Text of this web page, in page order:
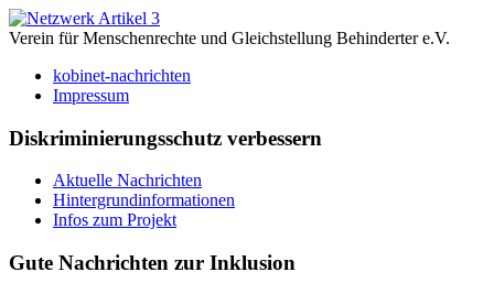
Verein für Menschenrechte und Gleichstellung Behinderter e.V.
kobinet-nachrichten
Impressum
Diskriminierungsschutz verbessern
Aktuelle Nachrichten
Hintergrundinformationen
Infos zum Projekt
Gute Nachrichten zur Inklusion